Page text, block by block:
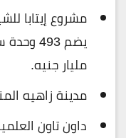
مشروع إيتابا
مليار جنيه.
مدينة زاهيه
داون تاون